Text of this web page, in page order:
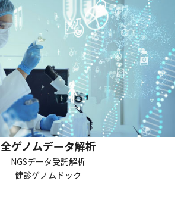
全ゲノムデータ解析
NGSデータ受託解析
健診ゲノムドック